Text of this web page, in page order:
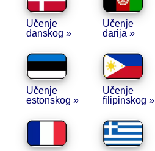
Učenje
danskog »
Učenje
darija »
Učenje
estonskog »
Učenje
filipinskog »